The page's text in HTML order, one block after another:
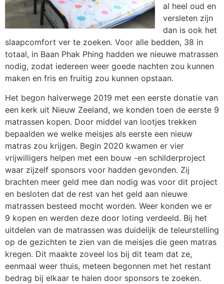
al heel oud en
versleten zijn
dan is ook het
slaapcomfort ver te zoeken. Voor alle bedden, 38 in
totaal, in Baan Phak Phing hadden we nieuwe matrassen
nodig, zodat iedereen weer goede nachten zou kunnen
maken en fris en fruitig zou kunnen opstaan.
Het begon halverwege 2019 met een eerste donatie van
een kerk uit Nieuw Zeeland, we konden toen de eerste 9
matrassen kopen. Door middel van lootjes trekken
bepaalden we welke meisjes als eerste een nieuw
matras zou krijgen. Begin 2020 kwamen er vier
vrijwilligers helpen met een bouw -en schilderproject
waar zijzelf sponsors voor hadden gevonden. Zij
brachten meer geld mee dan nodig was voor dit project
en besloten dat de rest van het geld aan nieuwe
matrassen besteed mocht worden. Weer konden we er
9 kopen en werden deze door loting verdeeld. Bij het
uitdelen van de matrassen was duidelijk de teleurstelling
op de gezichten te zien van de meisjes die geen matras
kregen. Dit maakte zoveel los bij dit team dat ze,
eenmaal weer thuis, meteen begonnen met het restant
bedrag bij elkaar te halen door sponsors te zoeken.